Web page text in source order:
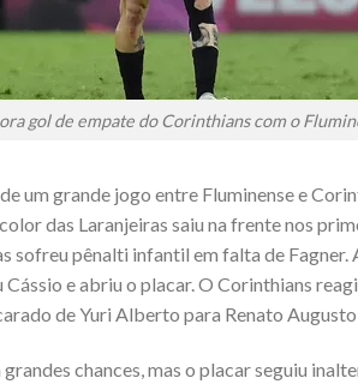
gol de empate do Corinthians com o
um grande jogo entre Fluminense e
das Laranjeiras saiu na frente nos
sofreu pênalti infantil em falta de Fagner.
Cássio e abriu o placar. O Corinthians
de Yuri Alberto para Renato
chances, mas o placar seguiu